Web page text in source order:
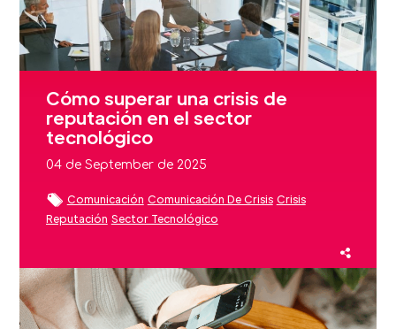
Cómo superar una crisis de
reputación en el sector
tecnológico
04 de September de 2025
Comunicación Comunicación De Crisis Crisis
Reputación Sector Tecnológico